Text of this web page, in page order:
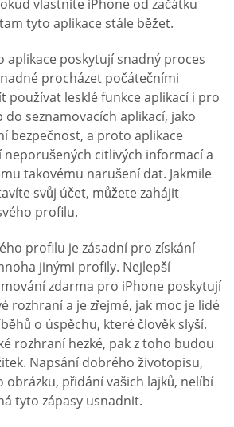
vlastníte iPhone od začátku
tyto aplikace stále běžet.
aplikace poskytují snadný proces
procházet počátečními
používat lesklé funkce aplikací i pro
do seznamovacích aplikací, jako
bezpečnost, a proto aplikace
neporušených citlivých informací a
takovému narušení dat. Jakmile
svůj účet, můžete zahájit
profilu.
profilu je zásadní pro získání
jinými profily. Nejlepší
zdarma pro iPhone poskytují
rozhraní a je zřejmé, jak moc je lidé
o úspěchu, které člověk slyší.
rozhraní hezké, pak z toho budou
Napsání dobrého životopisu,
přidání vašich lajků, nelíbí
tyto zápasy usnadnit.